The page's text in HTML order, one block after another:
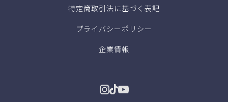
特定商取引法に基づく表記
プライバシーポリシー
企業情報